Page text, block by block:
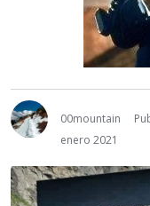
00mountain
enero 2021